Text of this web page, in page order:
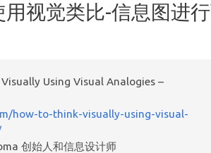
用视觉类比-信息图进
Using Visual Analogies –
how-to-think-visually-using-visual-
创始人和信息设计师